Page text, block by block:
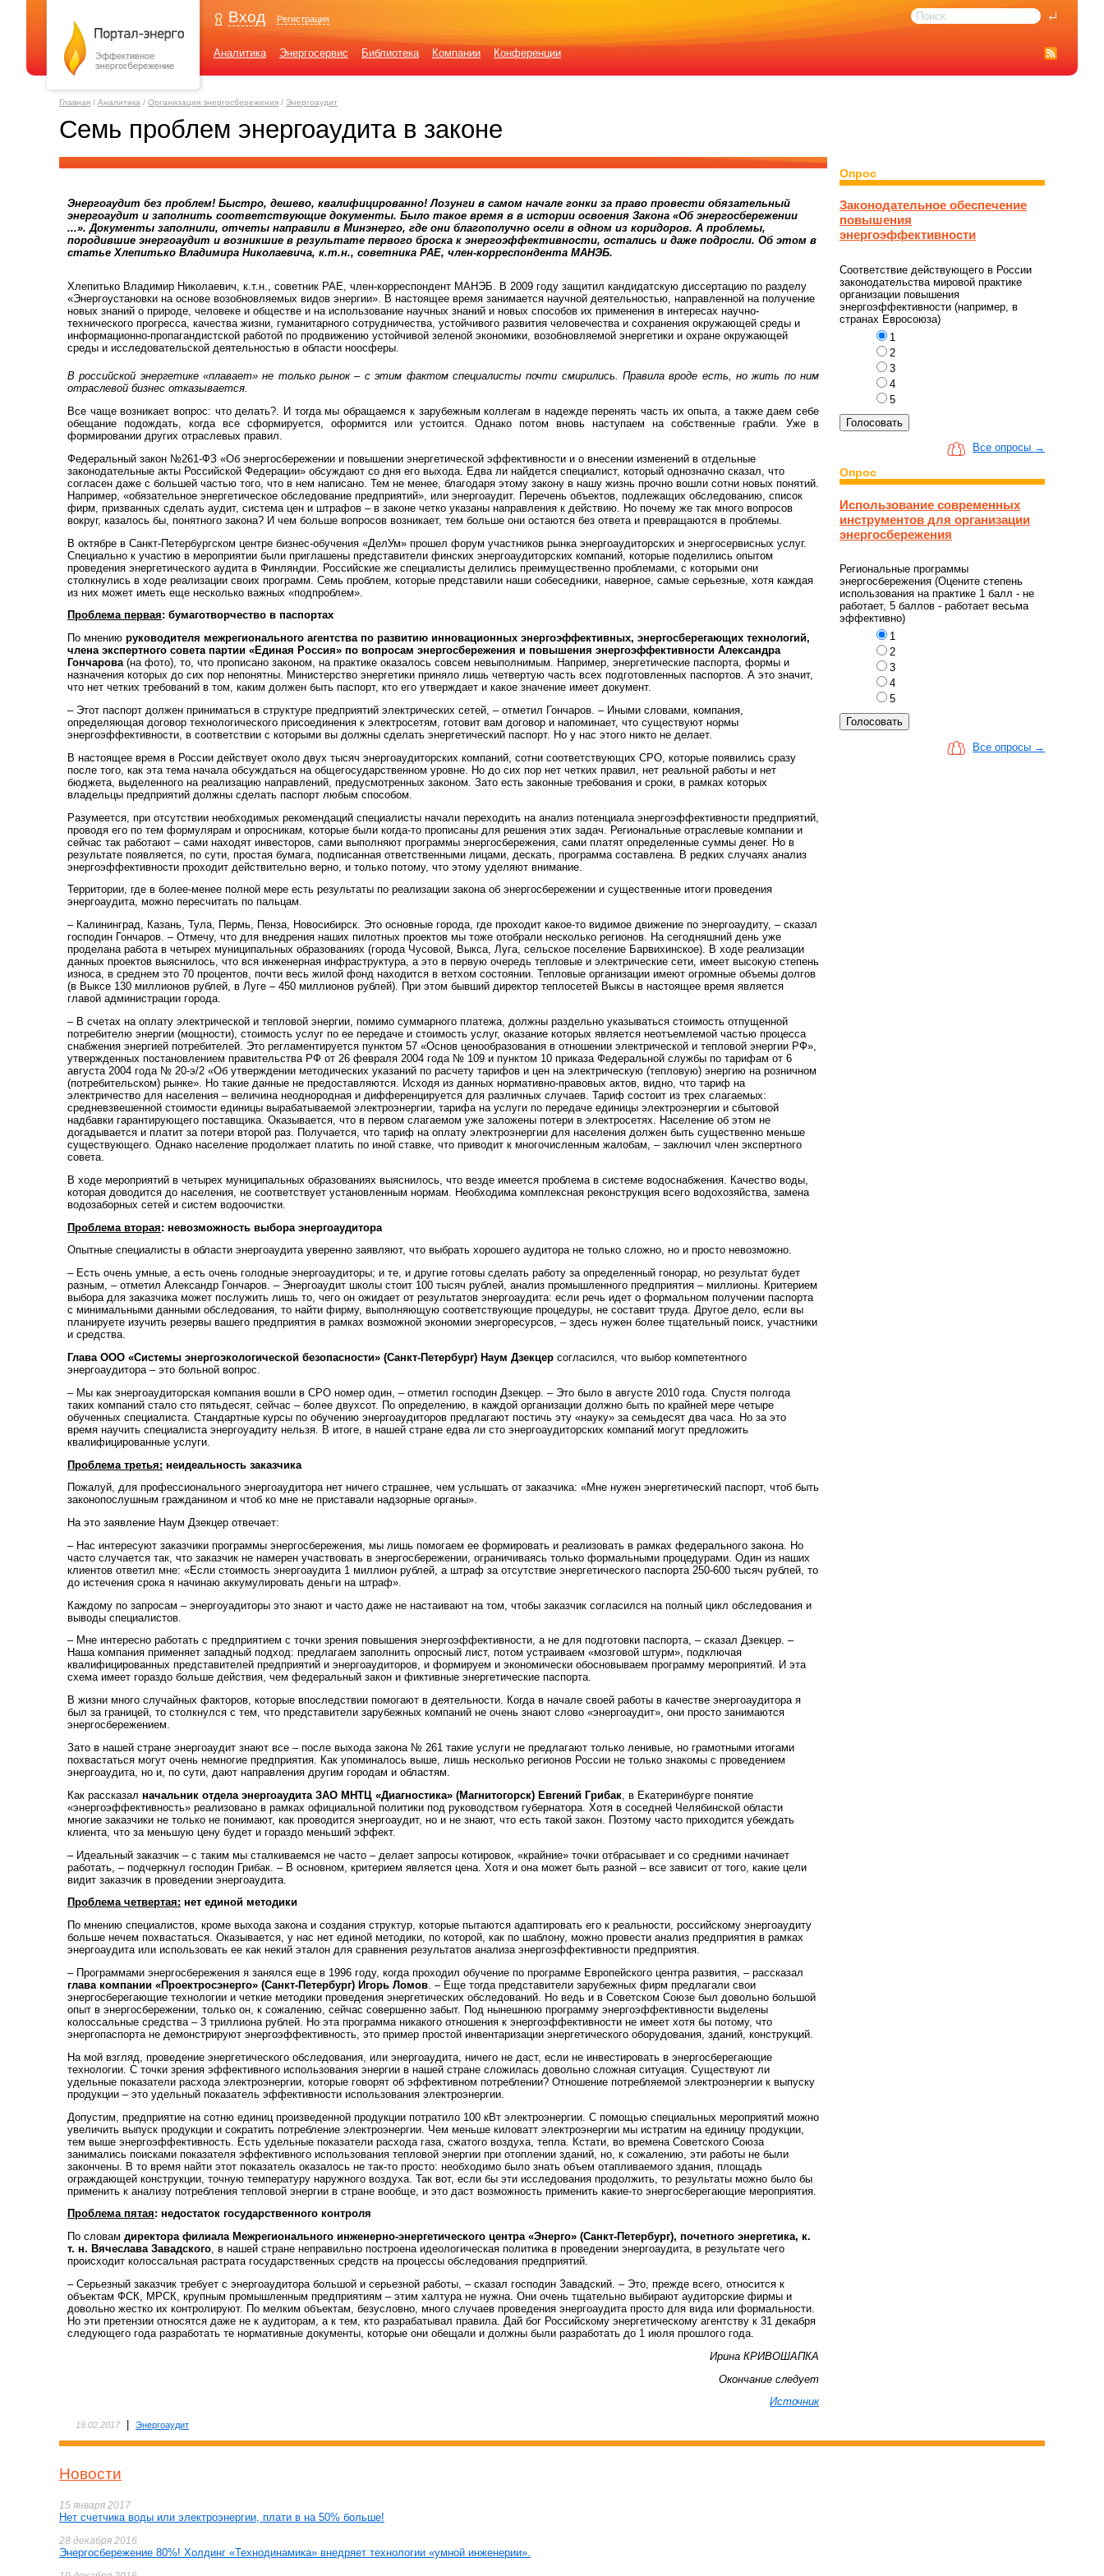
Вход Регистрация
Аналитика Энергосервис Библиотека Компании Конференции
Главная / Аналитика / Организация энергосбережения / Энергоаудит
Семь проблем энергоаудита в законе
Энергоаудит без проблем! Быстро, дешево, квалифицированно! Лозунги в самом начале гонки за право провести обязательный
энергоаудит и заполнить соответствующие документы. Было такое время в в истории освоения Закона «Об энергосбережении
...». Документы заполнили, отчеты направили в Минэнерго, где они благополучно осели в одном из коридоров. А проблемы,
породившие энергоаудит и возникшие в результате первого броска к энергоэффективности, остались и даже подросли. Об этом в
статье Хлепитько Владимира Николаевича, к.т.н., советника РАЕ, член-корреспондента МАНЭБ.
Хлепитько Владимир Николаевич, к.т.н., советник РАЕ, член-корреспондент МАНЭБ. В 2009 году защитил кандидатскую диссертацию по разделу
«Энергоустановки на основе возобновляемых видов энергии». В настоящее время занимается научной деятельностью, направленной на получение
новых знаний о природе, человеке и обществе и на использование научных знаний и новых способов их применения в интересах научно-
технического прогресса, качества жизни, гуманитарного сотрудничества, устойчивого развития человечества и сохранения окружающей среды и
информационно-пропагандистской работой по продвижению устойчивой зеленой экономики, возобновляемой энергетики и охране окружающей
среды и исследовательской деятельностью в области ноосферы.
В российской энергетике «плавает» не только рынок – с этим фактом специалисты почти смирились. Правила вроде есть, но жить по ним
отраслевой бизнес отказывается.
Все чаще возникает вопрос: что делать?. И тогда мы обращаемся к зарубежным коллегам в надежде перенять часть их опыта, а также даем себе
обещание подождать, когда все сформируется, оформится или устоится. Однако потом вновь наступаем на собственные грабли. Уже в
формировании других отраслевых правил.
Федеральный закон №261-ФЗ «Об энергосбережении и повышении энергетической эффективности и о внесении изменений в отдельные
законодательные акты Российской Федерации» обсуждают со дня его выхода. Едва ли найдется специалист, который однозначно сказал, что
согласен даже с большей частью того, что в нем написано. Тем не менее, благодаря этому закону в нашу жизнь прочно вошли сотни новых понятий.
Например, «обязательное энергетическое обследование предприятий», или энергоаудит. Перечень объектов, подлежащих обследованию, список
фирм, призванных сделать аудит, система цен и штрафов – в законе четко указаны направления к действию. Но почему же так много вопросов
вокруг, казалось бы, понятного закона? И чем больше вопросов возникает, тем больше они остаются без ответа и превращаются в проблемы.
В октябре в Санкт-Петербург­ском центре бизнес-обучения «ДелУм» прошел форум участников рынка энергоаудиторских и энергосервисных услуг.
Специально к участию в мероприятии были приглашены представители финских энергоаудиторских компаний, которые поделились опытом
проведения энергетического аудита в Финляндии. Российские же специалисты делились преимущественно проблемами, с которыми они
столкнулись в ходе реализации своих программ. Семь проблем, которые представили наши собеседники, наверное, самые серьезные, хотя каждая
из них может иметь еще несколько важных «подпроблем».
Проблема первая: бумаготворчество в паспортах
По мнению руководителя межрегионального агентства по развитию инновационных энергоэффективных, энергосберегающих технологий,
члена экспертного совета партии «Единая Россия» по вопросам энергосбережения и повышения энергоэффективности Александра
Гончарова(на фото), то, что прописано законом, на практике оказалось совсем невыполнимым. Например, энергетические паспорта, формы и
назначения которых до сих пор непонятны. Министерство энергетики приняло лишь четвертую часть всех подготовленных паспортов. А это значит,
что нет четких требований в том, каким должен быть паспорт, кто его утверждает и какое значение имеет документ.
– Этот паспорт должен приниматься в структуре предприятий электрических сетей, – отметил Гончаров. – Иными словами, компания,
определяющая договор технологического присоединения к электросетям, готовит вам договор и напоминает, что существуют нормы
энергоэффективности, в соответствии с которыми вы должны сделать энергетический паспорт. Но у нас этого никто не делает.
В настоящее время в России действует около двух тысяч энергоаудиторских компаний, сотни соответствующих СРО, которые появились сразу
после того, как эта тема начала обсуждаться на общегосударственном уровне. Но до сих пор нет четких правил, нет реальной работы и нет
бюджета, выделенного на реализацию направлений, предусмотренных законом. Зато есть законные требования и сроки, в рамках которых
владельцы предприятий должны сделать паспорт любым способом.
Разумеется, при отсутствии необходимых рекомендаций специалисты начали переходить на анализ потенциала энергоэффективности предприятий,
проводя его по тем формулярам и опросникам, которые были когда-то прописаны для решения этих задач. Региональные отраслевые компании и
сейчас так работают – сами находят инвесторов, сами выполняют программы энергосбережения, сами платят определенные суммы денег. Но в
результате появляется, по сути, простая бумага, подписанная ответственными лицами, дескать, программа составлена. В редких случаях анализ
энергоэффективности проходит действительно верно, и только потому, что этому уделяют внимание.
Территории, где в более-менее полной мере есть результаты по реализации закона об энергосбережении и существенные итоги проведения
энергоаудита, можно пересчитать по пальцам.
– Калининград, Казань, Тула, Пермь, Пенза, Новосибирск. Это основные города, где проходит какое-то видимое движение по энергоаудиту, – сказал
господин Гончаров. – Отмечу, что для внедрения наших пилотных проектов мы тоже отобрали несколько регионов. На сегодняшний день уже
проделана работа в четырех муниципальных образованиях (города Чусовой, Выкса, Луга, сельское поселение Барвихинское). В ходе реализации
данных проектов выяснилось, что вся инженерная инфраструктура, а это в первую очередь тепловые и электрические сети, имеет высокую степень
износа, в среднем это 70 процентов, почти весь жилой фонд находится в ветхом состоянии. Тепловые организации имеют огромные объемы долгов
(в Выксе 130 миллионов рублей, в Луге – 450 миллионов рублей). При этом бывший директор теплосетей Выксы в настоящее время является
главой администрации города.
– В счетах на оплату электрической и тепловой энергии, помимо суммарного платежа, должны раздельно указываться стоимость отпущенной
потребителю энергии (мощности), стоимость услуг по ее передаче и стоимость услуг, оказание которых является неотъемлемой частью процесса
снабжения энергией потребителей. Это регламентируется пунктом 57 «Основ ценообразования в отношении электрической и тепловой энергии РФ»,
утвержденных постановлением правительства РФ от 26 февраля 2004 года № 109 и пунктом 10 приказа Федеральной службы по тарифам от 6
августа 2004 года № 20‑э/2 «Об утверждении методических указаний по расчету тарифов и цен на электрическую (тепловую) энергию на розничном
(потребительском) рынке». Но такие данные не предоставляются. Исходя из данных нормативно-правовых актов, видно, что тариф на
электричество для населения – величина неоднородная и дифференцируется для различных случаев. Тариф состоит из трех слагаемых:
средневзвешенной стоимости единицы вырабатываемой электроэнергии, тарифа на услуги по передаче единицы электроэнергии и сбытовой
надбавки гарантирующего поставщика. Оказывается, что в первом слагаемом уже заложены потери в электросетях. Население об этом не
догадывается и платит за потери второй раз. Получается, что тариф на оплату электроэнергии для населения должен быть существенно меньше
существующего. Однако население продолжает платить по иной ставке, что приводит к многочисленным жалобам, – заключил член экспертного
совета.
В ходе мероприятий в четырех муниципальных образованиях выяснилось, что везде имеется проблема в системе водоснабжения. Качество воды,
которая доводится до населения, не соответствует установленным нормам. Необходима комплексная реконструкция всего водохозяйства, замена
водозаборных сетей и систем водоочистки.
Проблема вторая: невозможность выбора энергоаудитора
Опытные специалисты в области энергоаудита уверенно заявляют, что выбрать хорошего аудитора не только сложно, но и просто невозможно.
– Есть очень умные, а есть очень голодные энергоаудиторы; и те, и другие готовы сделать работу за определенный гонорар, но результат будет
разным, – отметил Александр Гончаров. – Энергоаудит школы стоит 100 тысяч рублей, анализ промышленного предприятия – миллионы. Критерием
выбора для заказчика может послужить лишь то, чего он ожидает от результатов энергоаудита: если речь идет о формальном получении паспорта
с минимальными данными обследования, то найти фирму, выполняющую соответствующие процедуры, не составит труда. Другое дело, если вы
планируете изучить резервы вашего предприятия в рамках возможной экономии энергоресурсов, – здесь нужен более тщательный поиск, участники
и средства.
Глава ООО «Системы энергоэкологической безопасности» (Санкт-Петербург) Наум Дзекцер согласился, что выбор компетентного
энергоаудитора – это больной вопрос.
– Мы как энергоаудиторская компания вошли в СРО номер один, – отметил господин Дзекцер. – Это было в августе 2010 года. Спустя полгода
таких компаний стало сто пятьдесят, сейчас – более двухсот. По определению, в каждой организации должно быть по крайней мере четыре
обученных специалиста. Стандартные курсы по обучению энергоаудиторов предлагают постичь эту «науку» за семьдесят два часа. Но за это
время научить специалиста энергоуадиту нельзя. В итоге, в нашей стране едва ли сто энергоаудиторских компаний могут предложить
квалифицированные услуги.
Проблема третья: неидеальность заказчика
Пожалуй, для профессионального энергоаудитора нет ничего страшнее, чем услышать от заказчика: «Мне нужен энергетический паспорт, чтоб быть
законопослушным гражданином и чтоб ко мне не приставали надзорные органы».
На это заявление Наум Дзекцер отвечает:
– Нас интересуют заказчики программы энергосбережения, мы лишь помогаем ее формировать и реализовать в рамках федерального закона. Но
часто случается так, что заказчик не намерен участвовать в энергосбережении, ограничиваясь только формальными процедурами. Один из наших
клиентов ответил мне: «Если стоимость энергоаудита 1 миллион рублей, а штраф за отсутствие энергетического паспорта 250‑600 тысяч рублей, то
до истечения срока я начинаю аккумулировать деньги на штраф».
Каждому по запросам – энергоуадиторы это знают и часто даже не настаивают на том, чтобы заказчик согласился на полный цикл обследования и
выводы специалистов.
– Мне интересно работать с предприятием с точки зрения повышения энергоэффективности, а не для подготовки паспорта, – сказал Дзекцер. –
Наша компания применяет западный подход: предлагаем заполнить опросный лист, потом устраиваем «мозговой штурм», подключая
квалифицированных представителей предприятий и энергоаудиторов, и формируем и экономически обосновываем программу мероприятий. И эта
схема имеет гораздо больше действия, чем федеральный закон и фиктивные энергетические паспорта.
В жизни много случайных факторов, которые впоследствии помогают в деятельности. Когда в начале своей работы в качестве энергоаудитора я
был за границей, то столкнулся с тем, что представители зарубежных компаний не очень знают слово «энергоаудит», они просто занимаются
энергосбережением.
Зато в нашей стране энергоаудит знают все – после выхода закона № 261 такие услуги не предлагают только ленивые, но грамотными итогами
похвастаться могут очень немногие предприятия. Как упоминалось выше, лишь несколько регионов России не только знакомы с проведением
энергоаудита, но и, по сути, дают направления другим городам и областям.
Как рассказал начальник отдела энергоаудита ЗАО МНТЦ «Диагностика» (Магнитогорск) Евгений Грибак , в Екатеринбурге понятие
«энергоэффективность» реализовано в рамках официальной политики под руководством губернатора. Хотя в соседней Челябинской области
многие заказчики не только не понимают, как проводится энергоаудит, но и не знают, что есть такой закон. Поэтому часто приходится убеждать
клиента, что за меньшую цену будет и гораздо меньший эффект.
– Идеальный заказчик – с таким мы сталкиваемся не часто – делает запросы котировок, «крайние» точки отбрасывает и со средними начинает
работать, – подчеркнул господин Грибак. – В основном, критерием является цена. Хотя и она может быть разной – все зависит от того, какие цели
видит заказчик в проведении энергоаудита.
Проблема четвертая: нет единой методики
По мнению специалистов, кроме выхода закона и создания структур, которые пытаются адаптировать его к реальности, российскому энергоаудиту
больше нечем похвастаться. Оказывается, у нас нет единой методики, по которой, как по шаблону, можно провести анализ предприятия в рамках
энергоаудита или использовать ее как некий эталон для сравнения результатов анализа энергоэффективности предприятия.
– Программами энергосбережения я занялся еще в 1996 году, когда проходил обучение по программе Европейского центра развития, – рассказал
глава компании «Проектросэнерго» (Санкт-Петербург) Игорь Ломов. – Еще тогда представители зарубежных фирм предлагали свои
энергосберегающие технологии и четкие методики проведения энергетических обследований. Но ведь и в Советском Союзе был довольно большой
опыт в энергосбережении, только он, к сожалению, сейчас совершенно забыт. Под нынешнюю программу энергоэффективности выделены
колоссальные средства – 3 триллиона рублей. Но эта программа никакого отношения к энергоэффективности не имеет хотя бы потому, что
энергопаспорта не демонстрируют энергоэффективность, это пример простой инвентаризации энергетического оборудования, зданий, конструкций.
На мой взгляд, проведение энергетического обследования, или энергоаудита, ничего не даст, если не инвестировать в энергосберегающие
технологии. С точки зрения эффективного использования энергии в нашей стране сложилась довольно сложная ситуация. Существуют ли
удельные показатели расхода электроэнергии, которые говорят об эффективном потреблении? Отношение потребляемой электроэнергии к выпуску
продукции – это удельный показатель эффективности использования электроэнергии.
Допустим, предприятие на сотню единиц произведенной продукции потратило 100 кВт электроэнергии. С помощью специальных мероприятий можно
увеличить выпуск продукции и сократить потребление электроэнергии. Чем меньше киловатт электроэнергии мы истратим на единицу продукции,
тем выше энергоэффективность. Есть удельные показатели расхода газа, сжатого воздуха, тепла. Кстати, во времена Советского Союза
занимались поисками показателя эффективного использования тепловой энергии при отоплении зданий, но, к сожалению, эти работы не были
закончены. В то время найти этот показатель оказалось не так‑то просто: необходимо было знать объем отапливаемого здания, площадь
ограждающей конструкции, точную температуру наружного воздуха. Так вот, если бы эти исследования продолжить, то результаты можно было бы
применить к анализу потребления тепловой энергии в стране вообще, и это даст возможность применить какие‑то энергосберегающие мероприятия.
Проблема пятая: недостаток государственного контроля
По словам директора филиала Межрегионального инженерно-энергетического центра «Энерго» (Санкт-Петербург), почетного энергетика, к.
т. н. Вячеслава Завадского, в нашей стране неправильно построена идеологическая политика в проведении энергоаудита, в результате чего
происходит колоссальная растрата государственных средств на процессы обследования предприятий.
– Серьезный заказчик требует с энергоаудитора большой и серьезной работы, – сказал господин Завадский. – Это, прежде всего, относится к
объектам ФСК, МРСК, крупным промышленным предприятиям – этим халтура не нужна. Они очень тщательно выбирают аудиторские фирмы и
довольно жестко их контролируют. По мелким объектам, безусловно, много случаев проведения энергоаудита просто для вида или формальности.
Но эти претензии относятся даже не к аудиторам, а к тем, кто разрабатывал правила. Дай бог Российскому энергетическому агентству к 31 декабря
следующего года разработать те нормативные документы, которые они обещали и должны были разработать до 1 июля прошлого года.
Ирина КРИВОШАПКА
Окончание следует
Источник
19.02.2017| Энергоаудит
Опрос
Законодательное обеспечение
повышения
энергоэффективности
Соответствие действующего в России
законодательства мировой практике
организации повышения
энергоэффективности (например, в
странах Евросоюза)
1
2
3
4
5
Все опросы →
Опрос
Использование современных
инструментов для организации
энергосбережения
Региональные программы
энергосбережения (Оцените степень
использования на практике 1 балл - не
работает, 5 баллов - работает весьма
эффективно)
1
2
3
4
5
Все опросы →
Новости
15 января 2017
Нет счетчика воды или электроэнергии, плати в на 50% больше!
28 декабря 2016
Энергосбережение 80%! Холдинг «Технодинамика» внедряет технологии «умной инженерии».